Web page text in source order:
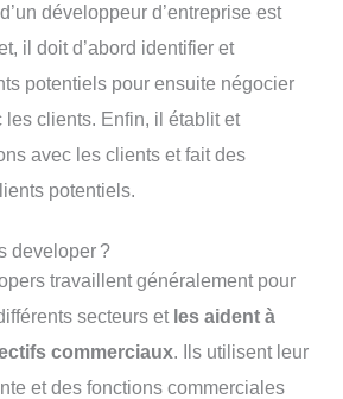
développeur d’entreprise est
il doit d’abord identifier et
potentiels pour ensuite négocier
clients. Enfin, il établit et
avec les clients et fait des
potentiels.
developer ?
travaillent généralement pour
secteurs et les aident à
commerciaux. Ils utilisent leur
et des fonctions commerciales